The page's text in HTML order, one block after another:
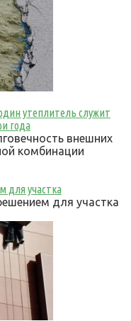
утеплитель служит
года
внешних
комбинации
для участка
для участка